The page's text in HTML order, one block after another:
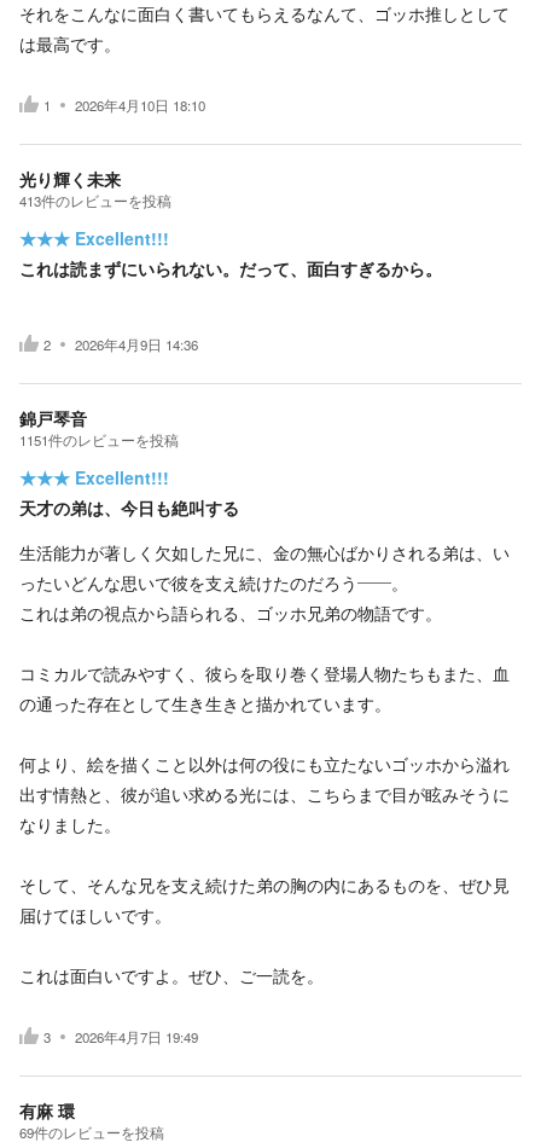
それをこんなに面白く書いてもらえるなんて、ゴッホ推しとして
は最高です。
1 2026年4月10日 18:10
光り輝く未来
413件のレビューを投稿
★★★ Excellent!!!
これは読まずにいられない。だって、面白すぎるから。
2 2026年4月9日 14:36
錦戸琴音
1151件のレビューを投稿
★★★ Excellent!!!
天才の弟は、今日も絶叫する
生活能力が著しく欠如した兄に、金の無心ばかりされる弟は、い
ったいどんな思いで彼を支え続けたのだろう――。
これは弟の視点から語られる、ゴッホ兄弟の物語です。
コミカルで読みやすく、彼らを取り巻く登場人物たちもまた、血
の通った存在として生き生きと描かれています。
何より、絵を描くこと以外は何の役にも立たないゴッホから溢れ
出す情熱と、彼が追い求める光には、こちらまで目が眩みそうに
なりました。
そして、そんな兄を支え続けた弟の胸の内にあるものを、ぜひ見
届けてほしいです。
これは面白いですよ。ぜひ、ご一読を。
3 2026年4月7日 19:49
有麻 環
69件のレビューを投稿